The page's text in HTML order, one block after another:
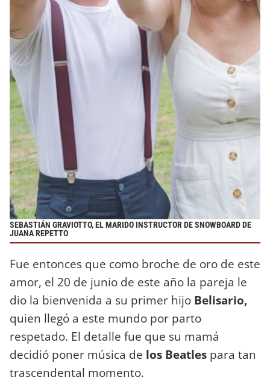
SEBASTIÁN GRAVIOTTO, EL MARIDO INSTRUCTOR DE SNOWBOARD DE
JUANA REPETTO
Fue entonces que como broche de oro de este
amor, el 20 de junio de este año la pareja le
dio la bienvenida a su primer hijo Belisario,
quien llegó a este mundo por parto
respetado. El detalle fue que su mamá
decidió poner música de los Beatles para tan
trascendental momento.